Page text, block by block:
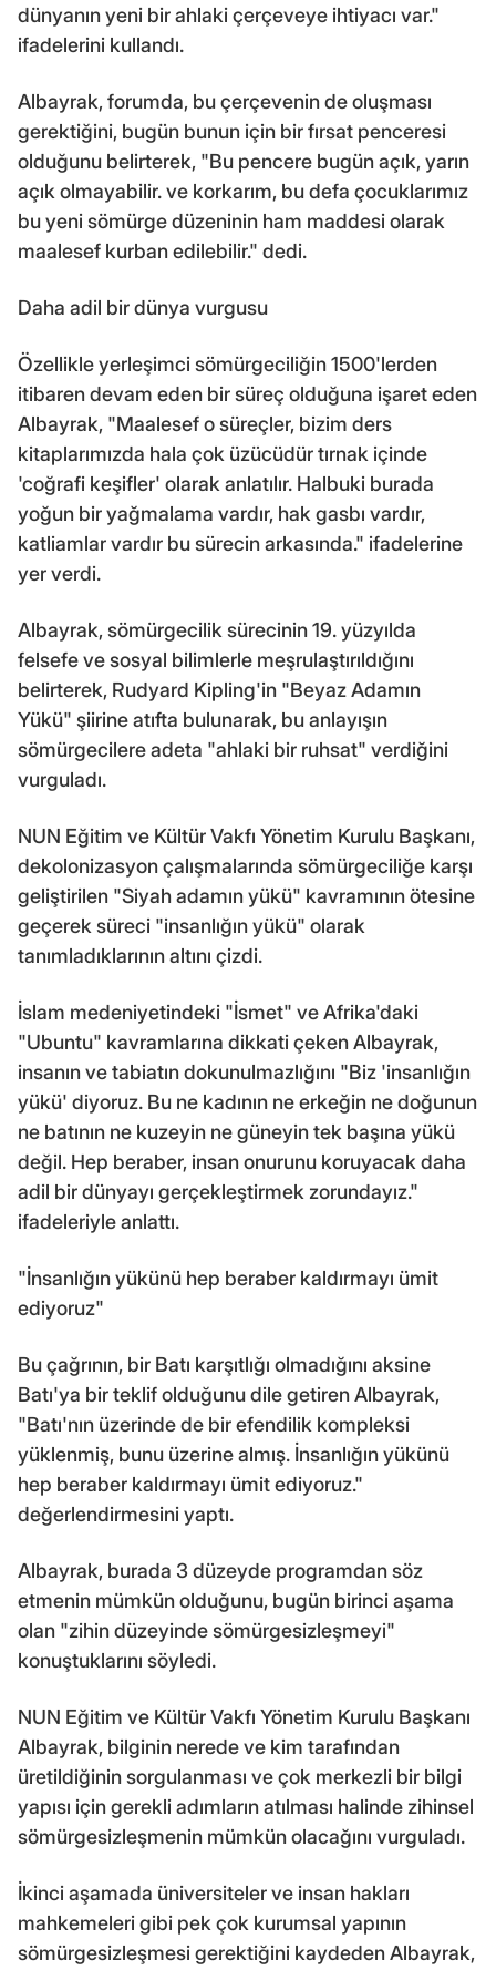
dünyanın yeni bir ahlaki çerçeveye ihtiyacı var."
ifadelerini kullandı.
Albayrak, forumda, bu çerçevenin de oluşması
gerektiğini, bugün bunun için bir fırsat penceresi
olduğunu belirterek, "Bu pencere bugün açık, yarın
açık olmayabilir. ve korkarım, bu defa çocuklarımız
bu yeni sömürge düzeninin ham maddesi olarak
maalesef kurban edilebilir." dedi.
Daha adil bir dünya vurgusu
Özellikle yerleşimci sömürgeciliğin 1500'lerden
itibaren devam eden bir süreç olduğuna işaret eden
Albayrak, "Maalesef o süreçler, bizim ders
kitaplarımızda hala çok üzücüdür tırnak içinde
'coğrafi keşifler' olarak anlatılır. Halbuki burada
yoğun bir yağmalama vardır, hak gasbı vardır,
katliamlar vardır bu sürecin arkasında." ifadelerine
yer verdi.
Albayrak, sömürgecilik sürecinin 19. yüzyılda
felsefe ve sosyal bilimlerle meşrulaştırıldığını
belirterek, Rudyard Kipling'in "Beyaz Adamın
Yükü" şiirine atıfta bulunarak, bu anlayışın
sömürgecilere adeta "ahlaki bir ruhsat" verdiğini
vurguladı.
NUN Eğitim ve Kültür Vakfı Yönetim Kurulu Başkanı,
dekolonizasyon çalışmalarında sömürgeciliğe karşı
geliştirilen "Siyah adamın yükü" kavramının ötesine
geçerek süreci "insanlığın yükü" olarak
tanımladıklarının altını çizdi.
İslam medeniyetindeki "İsmet" ve Afrika'daki
"Ubuntu" kavramlarına dikkati çeken Albayrak,
insanın ve tabiatın dokunulmazlığını "Biz 'insanlığın
yükü' diyoruz. Bu ne kadının ne erkeğin ne doğunun
ne batının ne kuzeyin ne güneyin tek başına yükü
değil. Hep beraber, insan onurunu koruyacak daha
adil bir dünyayı gerçekleştirmek zorundayız."
ifadeleriyle anlattı.
"İnsanlığın yükünü hep beraber kaldırmayı ümit
ediyoruz"
Bu çağrının, bir Batı karşıtlığı olmadığını aksine
Batı'ya bir teklif olduğunu dile getiren Albayrak,
"Batı'nın üzerinde de bir efendilik kompleksi
yüklenmiş, bunu üzerine almış. İnsanlığın yükünü
hep beraber kaldırmayı ümit ediyoruz."
değerlendirmesini yaptı.
Albayrak, burada 3 düzeyde programdan söz
etmenin mümkün olduğunu, bugün birinci aşama
olan "zihin düzeyinde sömürgesizleşmeyi"
konuştuklarını söyledi.
NUN Eğitim ve Kültür Vakfı Yönetim Kurulu Başkanı
Albayrak, bilginin nerede ve kim tarafından
üretildiğinin sorgulanması ve çok merkezli bir bilgi
yapısı için gerekli adımların atılması halinde zihinsel
sömürgesizleşmenin mümkün olacağını vurguladı.
İkinci aşamada üniversiteler ve insan hakları
mahkemeleri gibi pek çok kurumsal yapının
sömürgesizleşmesi gerektiğini kaydeden Albayrak,